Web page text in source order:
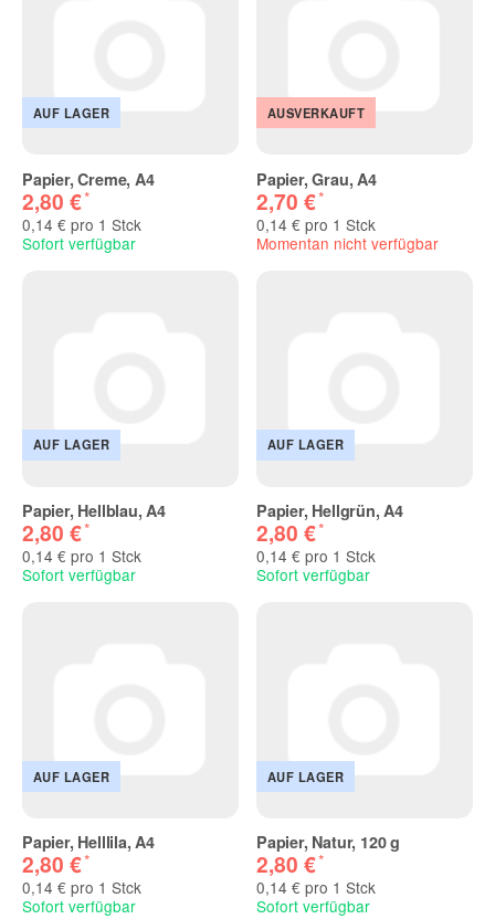
AUF LAGER
Papier, Creme, A4
2,80 €*
0,14 € pro 1 Stck
Sofort verfügbar
AUSVERKAUFT
Papier, Grau, A4
2,70 €*
0,14 € pro 1 Stck
Momentan nicht verfügbar
AUF LAGER
Papier, Hellblau, A4
2,80 €*
0,14 € pro 1 Stck
Sofort verfügbar
AUF LAGER
Papier, Hellgrün, A4
2,80 €*
0,14 € pro 1 Stck
Sofort verfügbar
AUF LAGER
Papier, Helllila, A4
2,80 €*
0,14 € pro 1 Stck
Sofort verfügbar
AUF LAGER
Papier, Natur, 120 g
2,80 €*
0,14 € pro 1 Stck
Sofort verfügbar